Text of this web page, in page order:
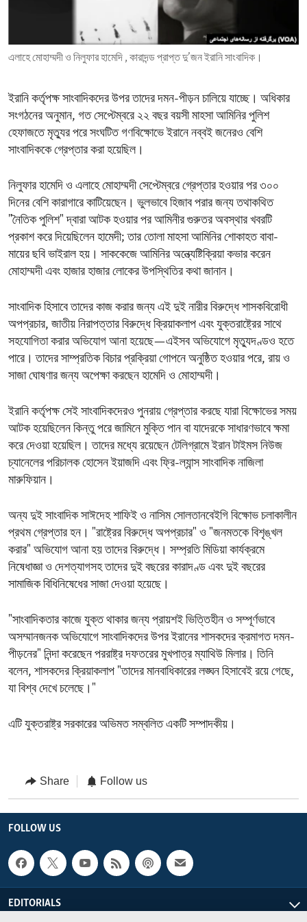
IDEALS AND INSTITUTIONS
এলাহে মোহাম্মদী ও নিলুফার হামেদি , কারাদন্ড প্রাপ্ত দু’জন ইরানি সাংবাদিক।
ইরানি কর্তৃপক্ষ সাংবাদিকদের উপর তাদের দমন-পীড়ন চালিয়ে যাচ্ছে। অধিকার
সংগঠনের অনুমান, গত সেপ্টেম্বরে ২২ বছর বয়সী মাহসা আমিনির পুলিশ
হেফাজতে মৃত্যুর পরে সংঘটিত গণবিক্ষোভে ইরানে নব্বই জনেরও বেশি
সাংবাদিককে গ্রেপ্তার করা হয়েছিল।
নিলুফার হামেদি ও এলাহে মোহাম্মদী সেপ্টেম্বরে গ্রেপ্তার হওয়ার পর ৩০০
দিনের বেশি কারাগারে কাটিয়েছেন। ভুলভাবে হিজাব পরার জন্য তথাকথিত
"নৈতিক পুলিশ" দ্বারা আটক হওয়ার পর আমিনীর গুরুতর অবস্থার খবরটি
প্রকাশ করে দিয়েছিলেন হামেদী; তার তোলা মাহসা আমিনির শোকাহত বাবা-
মায়ের ছবি ভাইরাল হয়। সাককেজে আমিনির অন্ত্যেষ্টিক্রিয়া কভার করেন
মোহাম্মদী এবং হাজার হাজার লোকের উপস্থিতির কথা জানান।
সাংবাদিক হিসাবে তাদের কাজ করার জন্য এই দুই নারীর বিরুদ্ধে শাসকবিরোধী
অপপ্রচার, জাতীয় নিরাপত্তার বিরুদ্ধে ক্রিয়াকলাপ এবং যুক্তরাষ্ট্রের সাথে
সহযোগিতা করার অভিযোগ আনা হয়েছে—এইসব অভিযোগে মৃত্যুদণ্ডও হতে
পারে। তাদের সাম্প্রতিক বিচার প্রক্রিয়া গোপনে অনুষ্ঠিত হওয়ার পরে, রায় ও
সাজা ঘোষণার জন্য অপেক্ষা করছেন হামেদি ও মোহাম্মদী।
ইরানি কর্তৃপক্ষ সেই সাংবাদিকদেরও পুনরায় গ্রেপ্তার করছে যারা বিক্ষোভের সময়
আটক হয়েছিলেন কিন্তু পরে জামিনে মুক্তি পান বা যাদেরকে সাধারণভাবে ক্ষমা
করে দেওয়া হয়েছিল। তাদের মধ্যে রয়েছেন টেলিগ্রামে ইরান টাইমস নিউজ
চ্যানেলের পরিচালক হোসেন ইয়াজদি এবং ফ্রি-ল্যান্স সাংবাদিক নাজিলা
মারুফিয়ান।
অন্য দুই সাংবাদিক সাঈদেহ শাফিই ও নাসিম সোলতানবেইগি বিক্ষোভ চলাকালীন
প্রথম গ্রেপ্তার হন। "রাষ্ট্রের বিরুদ্ধে অপপ্রচার" ও "জনমতকে বিশৃঙ্খল
করার" অভিযোগ আনা হয় তাদের বিরুদ্ধে। সম্প্রতি মিডিয়া কার্যক্রমে
নিষেধাজ্ঞা ও দেশত্যাগসহ তাদের দুই বছরের কারাদণ্ড এবং দুই বছরের
সামাজিক বিধিনিষেধের সাজা দেওয়া হয়েছে।
"সাংবাদিকতার কাজে যুক্ত থাকার জন্য প্রায়শই ভিত্তিহীন ও সম্পূর্ণভাবে
অসম্মানজনক অভিযোগে সাংবাদিকদের উপর ইরানের শাসকদের ক্রমাগত দমন-
পীড়নের" নিন্দা করেছেন পররাষ্ট্র দফতরের মুখপাত্র ম্যাথিউ মিলার। তিনি
বলেন, শাসকদের ক্রিয়াকলাপ "তাদের মানবাধিকারের লঙ্ঘন হিসাবেই রয়ে গেছে,
যা বিশ্ব দেখে চলেছে।"
এটি যুক্তরাষ্ট্র সরকারের অভিমত সম্বলিত একটি সম্পাদকীয়।
Share Follow us
FOLLOW US
EDITORIALS